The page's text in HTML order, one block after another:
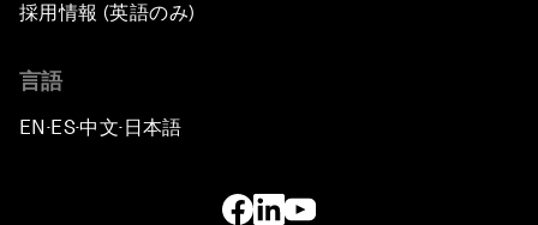
採用情報 (英語のみ)
言語
EN ▪ES▪中文▪ 日本語